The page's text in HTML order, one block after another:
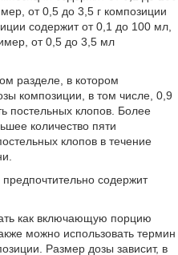
от 0,5 до 3,5 г композиции
содержит от 0,1 до 100 мл,
от 0,5 до 3,5 мл
разделе, в котором
композиции, в том числе, 0,9
постельных клопов. Более
количество пяти
клопов в течение
содержит
как включающую порцию
можно использовать термин
Размер дозы зависит, в